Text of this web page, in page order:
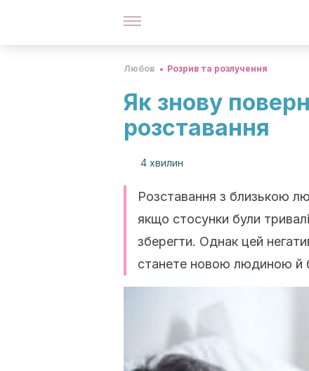
Любов Розрив та розлучення
Як знову
розставання
4 хвилин
Розставання з близькою
якщо стосунки були
зберегти. Однак цей
станете новою людиною й